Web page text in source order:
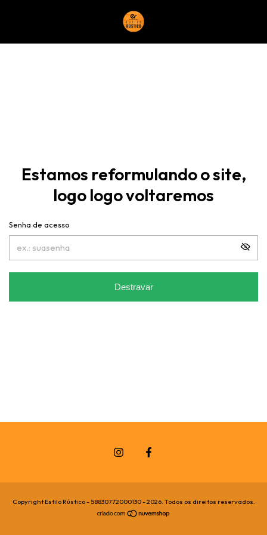
Estamos reformulando o site,
logo logo voltaremos
Senha de acesso
Destravar
Copyright Estilo Rústico - 58830772000130 - 2026. Todos os direitos reservados.